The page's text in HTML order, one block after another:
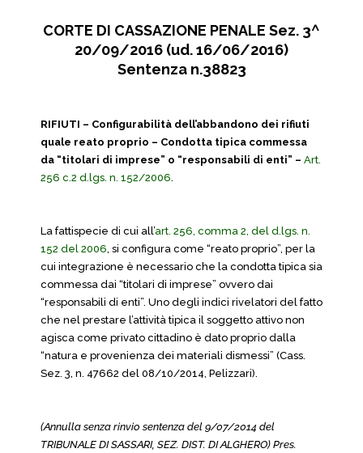
CORTE DI CASSAZIONE PENALE Sez. 3^
20/09/2016 (ud. 16/06/2016)
Sentenza n.38823
RIFIUTI – Configurabilità dell’abbandono dei rifiuti
quale reato proprio – Condotta tipica commessa
da “titolari di imprese” o “responsabili di enti” – Art.
256 c.2 d.lgs. n. 152/2006.
La fattispecie di cui all’art. 256, comma 2, del d.lgs. n.
152 del 2006, si configura come “reato proprio”, per la
cui integrazione è necessario che la condotta tipica sia
commessa dai “titolari di imprese” ovvero dai
“responsabili di enti”. Uno degli indici rivelatori del fatto
che nel prestare l’attività tipica il soggetto attivo non
agisca come privato cittadino è dato proprio dalla
“natura e provenienza dei materiali dismessi” (Cass.
Sez. 3, n. 47662 del 08/10/2014, Pelizzari).
(Annulla senza rinvio sentenza del 9/07/2014 del
TRIBUNALE DI SASSARI, SEZ. DIST. DI ALGHERO) Pres.